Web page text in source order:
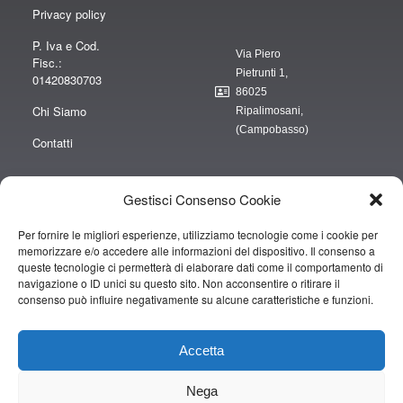
Gestisci Consenso Cookie
Per fornire le migliori esperienze, utilizziamo tecnologie come i cookie per
memorizzare e/o accedere alle informazioni del dispositivo. Il consenso a
queste tecnologie ci permetterà di elaborare dati come il comportamento di
navigazione o ID unici su questo sito. Non acconsentire o ritirare il
consenso può influire negativamente su alcune caratteristiche e funzioni.
Accetta
Nega
Privacy policy
P. Iva e Cod.
Fisc.:
01420830703
Chi Siamo
Contatti
Via Piero
Pietrunti 1,
86025
Ripalimosani,
(Campobasso)
“obblighi informativi per le erogazioni pubbliche: gli aiuti di Stato e gli aiuti de
minimis ricevuti dalla nostra impresa sono contenuti nel Registro nazionale
degli aiuti di Stato di cui all’art. 52 della L. 234/2012” e consultabili al seguente
link
https://www.rna.gov.it/RegistroNazionaleTrasparenza/faces/pages/
Copyright © 2019 CAMPOPIANO S.A.S. DI CAMPOPIANO MARIO & C.